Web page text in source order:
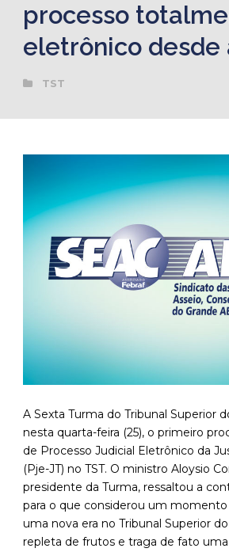
processo
eletrônico desde
TST
A Sexta Turma do Tribunal Superior
nesta quarta-feira (25), o primeiro
de Processo Judicial Eletrônico da
(Pje-JT) no TST. O ministro Aloysio
presidente da Turma, ressaltou a
para o que considerou um momento
uma nova era no Tribunal Superior
repleta de frutos e traga de fato